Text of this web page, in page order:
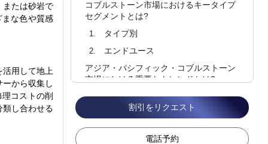
または砂岩で
な色や質感
用して地上
から収集し
コストの削
し合わせる
コブルストーン市場におけるキータイプ
セグメントとは?
タイプ別
エンドユース
アジア・パシフィック・コブルストーン
市場における重要なトレンドとは?
コブルストーン市場でのキープレイヤー
は誰ですか?割引をリクエスト
電話予約